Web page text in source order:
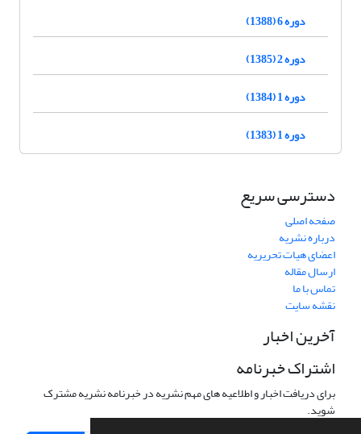
دوره 6 (1388)
دوره 2 (1385)
دوره 1 (1384)
دوره 1 (1383)
دسترسی سریع
صفحه اصلی
درباره نشریه
اعضای هیات تحریریه
ارسال مقاله
تماس با ما
نقشه سایت
آخرین اخبار
اشتراک خبرنامه
برای دریافت اخبار و اطلاعیه های مهم نشریه در خبرنامه نشریه مشترک
شوید.